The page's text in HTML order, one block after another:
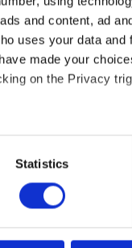
and content, ad
uses your data and
made your
on the Privacy
accurate to within
(fingerprinting)
preferences in the
and analytics
Statistics
auf Hochglanz zu